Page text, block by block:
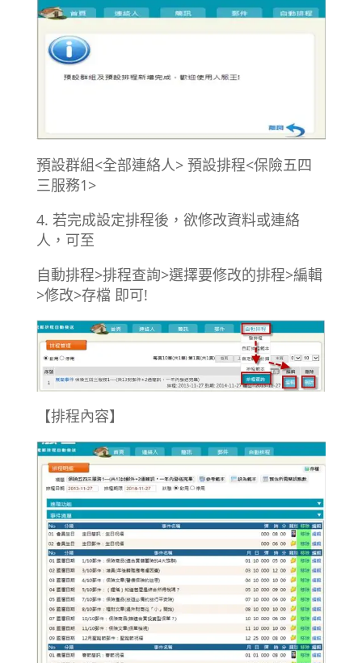
預設群組<全部連絡人> 預設排程<保險五四
三服務1>
4. 若完成設定排程後，欲修改資料或連絡
人，可至
自動排程>排程查詢>選擇要修改的排程>編輯
>修改>存檔 即可!
【排程內容】